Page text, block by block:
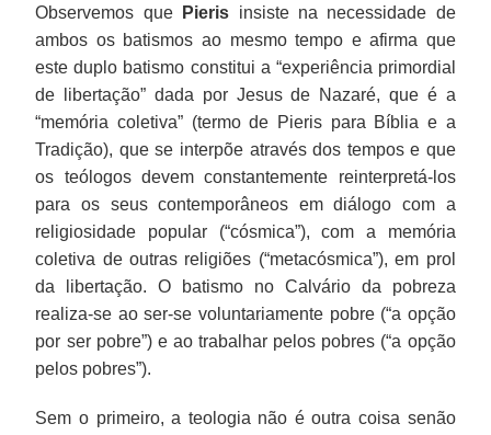
Observemos que Pieris insiste na necessidade de
ambos os batismos ao mesmo tempo e afirma que
este duplo batismo constitui a “experiência primordial
de libertação” dada por Jesus de Nazaré, que é a
“memória coletiva” (termo de Pieris para Bíblia e a
Tradição), que se interpõe através dos tempos e que
os teólogos devem constantemente reinterpretá-los
para os seus contemporâneos em diálogo com a
religiosidade popular (“cósmica”), com a memória
coletiva de outras religiões (“metacósmica”), em prol
da libertação. O batismo no Calvário da pobreza
realiza-se ao ser-se voluntariamente pobre (“a opção
por ser pobre”) e ao trabalhar pelos pobres (“a opção
pelos pobres”).
Sem o primeiro, a teologia não é outra coisa senão